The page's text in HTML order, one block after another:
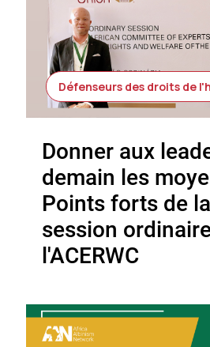
Défenseurs des droits de
Donner aux
demain les
Points forts de
session
l'ACERWC